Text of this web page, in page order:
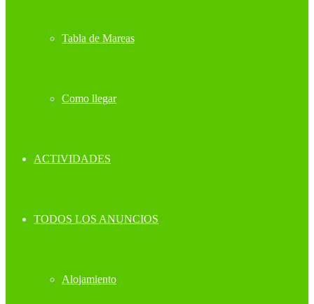
Tabla de Mareas
Como llegar
ACTIVIDADES
TODOS LOS ANUNCIOS
Alojamiento